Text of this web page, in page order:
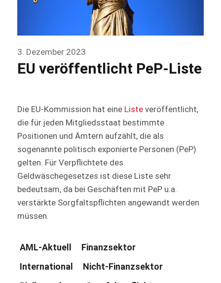
3. Dezember 2023
EU veröffentlicht PeP-Liste
Die EU-Kommission hat eine Liste veröffentlicht,
die für jeden Mitgliedsstaat bestimmte
Positionen und Ämtern aufzählt, die als
sogenannte politisch exponierte Personen (PeP)
gelten. Für Verpflichtete des
Geldwäschegesetzes ist diese Liste sehr
bedeutsam, da bei Geschäften mit PeP u.a.
verstärkte Sorgfaltspflichten angewandt werden
müssen.
AML-Aktuell
Finanzsektor
International
Nicht-Finanzsektor